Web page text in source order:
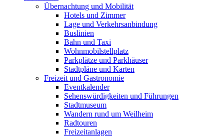
Übernachtung und Mobilität
Hotels und Zimmer
Lage und Verkehrsanbindung
Buslinien
Bahn und Taxi
Wohnmobilstellplatz
Parkplätze und Parkhäuser
Stadtpläne und Karten
Freizeit und Gastronomie
Eventkalender
Sehenswürdigkeiten und Führungen
Stadtmuseum
Wandern rund um Weilheim
Radtouren
Freizeitanlagen